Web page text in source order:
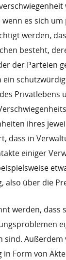
es sich
werden,
besteht,
der Parteien
Privatlebens
ihres
dass in
einiger
über die
werden, dass
in Form von